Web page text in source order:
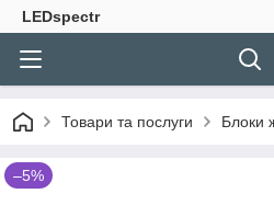
LEDspectr
Товари та послуги Блоки
–5%